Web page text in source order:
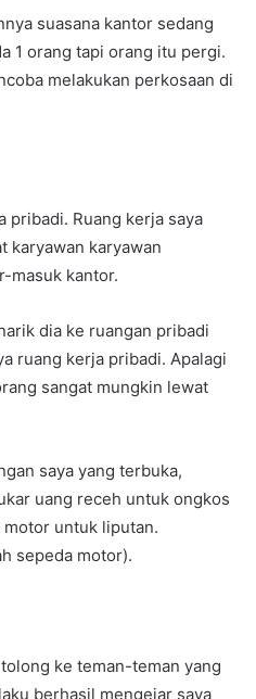
suasana kantor sedang
1 orang tapi orang itu pergi.
melakukan perkosaan di
pribadi. Ruang kerja saya
karyawan karyawan
masuk kantor.
dia ke ruangan pribadi
ruang kerja pribadi. Apalagi
sangat mungkin lewat
saya yang terbuka,
uang receh untuk ongkos
untuk liputan.
sepeda motor).
ke teman-teman yang
berhasil mengejar saya